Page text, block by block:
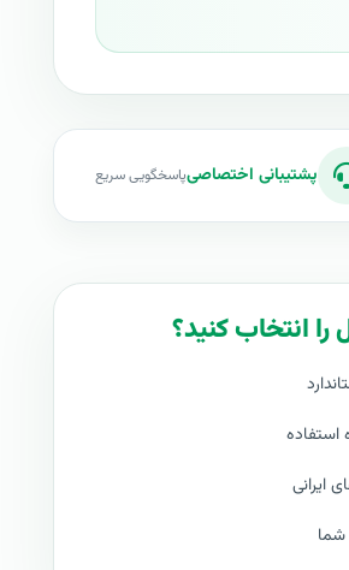
پشتیبانی اختصاصیپاسخگویی سریع
انتخاب کنید؟
استفاده
ایرانی
شما